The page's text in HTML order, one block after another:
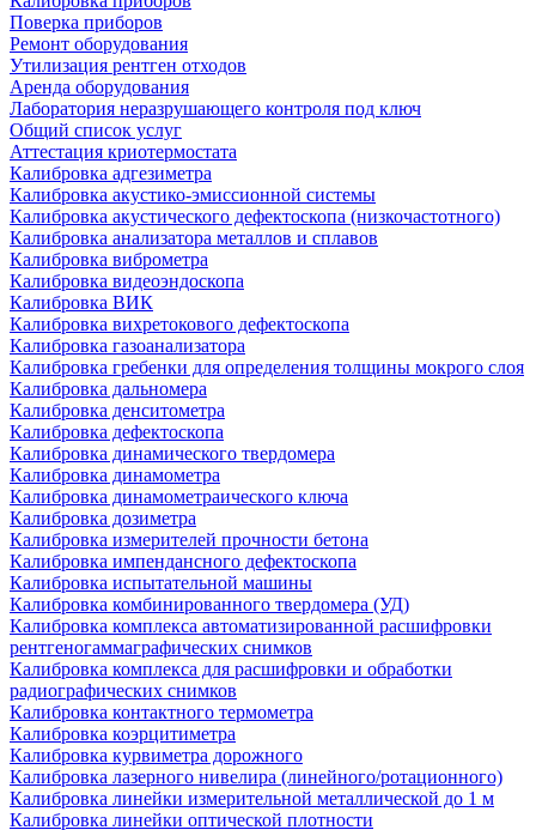
Поверка приборов
Ремонт оборудования
Утилизация рентген отходов
Аренда оборудования
Лаборатория неразрушающего контроля под ключ
Общий список услуг
Аттестация криотермостата
Калибровка адгезиметра
Калибровка акустико-эмиссионной системы
Калибровка акустического дефектоскопа (низкочастотного)
Калибровка анализатора металлов и сплавов
Калибровка виброметра
Калибровка видеоэндоскопа
Калибровка ВИК
Калибровка вихретокового дефектоскопа
Калибровка газоанализатора
Калибровка гребенки для определения толщины мокрого слоя
Калибровка дальномера
Калибровка денситометра
Калибровка дефектоскопа
Калибровка динамического твердомера
Калибровка динамометра
Калибровка динамометраического ключа
Калибровка дозиметра
Калибровка измерителей прочности бетона
Калибровка импендансного дефектоскопа
Калибровка испытательной машины
Калибровка комбинированного твердомера (УД)
Калибровка комплекса автоматизированной расшифровки
рентгеногаммаграфических снимков
Калибровка комплекса для расшифровки и обработки
радиографических снимков
Калибровка контактного термометра
Калибровка коэрцитиметра
Калибровка курвиметра дорожного
Калибровка лазерного нивелира (линейного/ротационного)
Калибровка линейки измерительной металлической до 1 м
Калибровка линейки оптической плотности